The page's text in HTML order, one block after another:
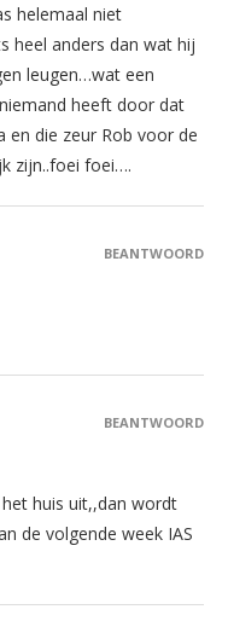
helemaal niet
heel anders dan wat hij
leugen…wat een
heeft door dat
en die zeur Rob voor de
zijn..foei foei….
BEANTWOORD
huis uit,,dan wordt
de volgende week IAS
BEANTWOORD